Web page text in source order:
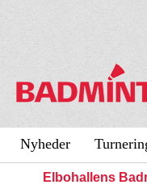
Nyheder
Elbohallens